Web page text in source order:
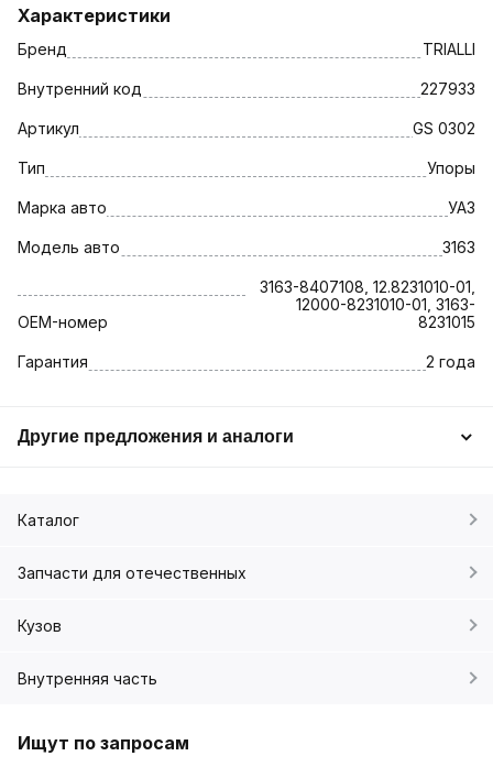
Характеристики
Бренд TRIALLI
Внутренний код 227933
Артикул GS 0302
Тип Упоры
Марка авто УАЗ
Модель авто 3163
OEM-номер
3163-8407108, 12.8231010-01,
12000-8231010-01, 3163-
8231015
Гарантия 2 года
Другие предложения и аналоги
Каталог
Запчасти для отечественных
Кузов
Внутренняя часть
Ищут по запросам